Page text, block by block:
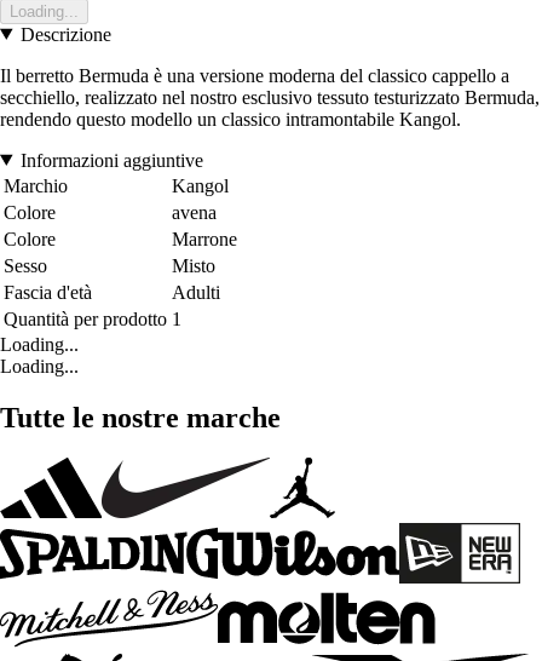
Loading...
Descrizione
Il berretto Bermuda è una versione moderna del classico cappello a
secchiello, realizzato nel nostro esclusivo tessuto testurizzato Bermuda,
rendendo questo modello un classico intramontabile Kangol.
Informazioni aggiuntive
Marchio
Kangol
Colore
avena
Colore
Marrone
Sesso
Misto
Fascia d'età
Adulti
Quantità per prodotto 1
Loading...
Loading...
Tutte le nostre marche